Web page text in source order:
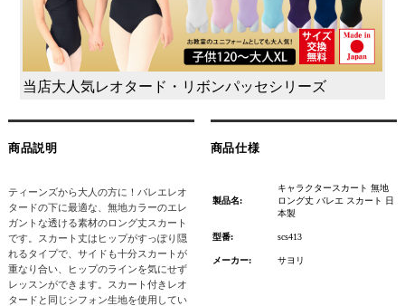
当店大人気レオタード・リボンパッセシリーズ
商品説明
ティーンズから大人の方に！バレエレオ
タードの下に最適な、無地カラーのエレ
ガントな透ける素材のロング丈スカート
です。スカート丈はヒップがすっぽり隠
れるタイプで、サイドも十分スカートが
重なり合い、ヒップのラインを気にせず
レッスンができます。スカート付きレオ
タードと同じシフォン生地を使用してい
商品仕様
製品名:
キャラクタースカート 無地
ロング丈 バレエ スカート 日
本製
型番: scs413
メーカー: サヨリ